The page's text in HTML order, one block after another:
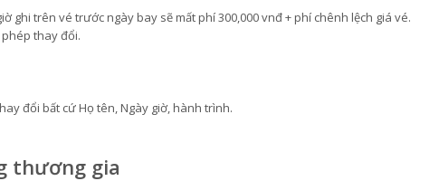
ghi trên vé trước ngày bay sẽ mất phí 300,000 vnđ + phí chênh lệch giá vé.
thay đổi.
đổi bất cứ Họ tên, Ngày giờ, hành trình.
thương gia